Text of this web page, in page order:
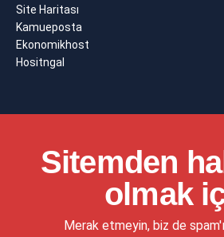
Site Haritası
Kamueposta
Ekonomikhost
Hositngal
Sitemden
olmak
Merak etmeyin, biz de